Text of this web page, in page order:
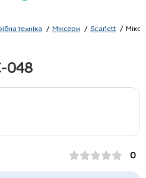
техніка Міксери Scarlett
048
0